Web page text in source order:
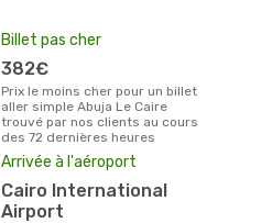
Billet pas cher
382€
Prix le moins cher pour un billet
aller simple Abuja Le Caire
trouvé par nos clients au cours
des 72 dernières heures
Arrivée à l'aéroport
Cairo International
Airport